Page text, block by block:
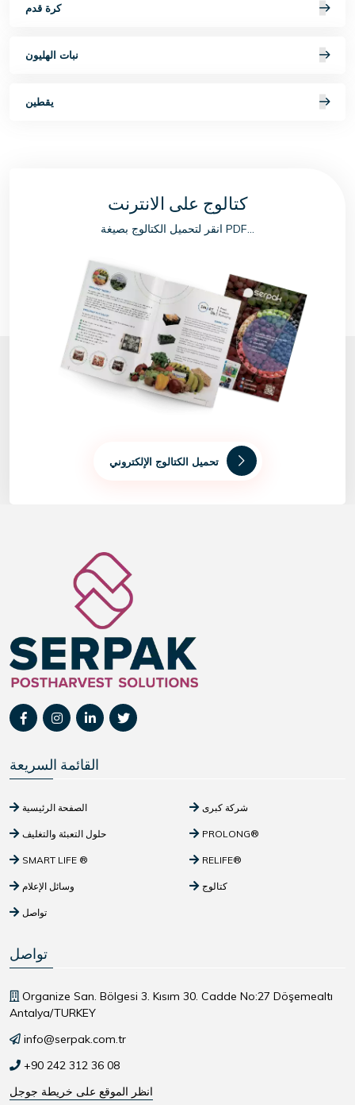
كرة قدم
نبات الهليون
يقطين
كتالوج على الانترنت
انقر لتحميل الكتالوج بصيغة PDF...
تحميل الكتالوج الإلكتروني
القائمة السريعة
الصفحة الرئيسية شركة كبرى
حلول التعبئة والتغليف PROLONG®
SMART LIFE ® RELIFE®
وسائل الإعلام كتالوج
تواصل
تواصل
Organize San. Bölgesi 3. Kısım 30. Cadde No:27 Döşemealtı
Antalya/TURKEY
info@serpak.com.tr
+90 242 312 36 08
انظر الموقع على خريطة جوجل